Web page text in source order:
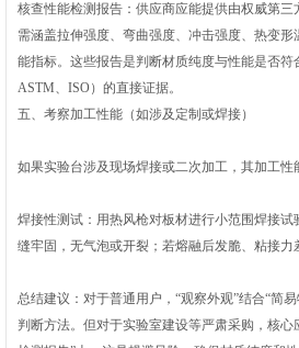
核查性能检测报告‌：供应商应能提供由权威第
需涵盖‌拉伸强度、弯曲强度、冲击强度、热变
能指标。这些报告是判断材质纯度与性能是否符
ASTM、ISO）的直接证据。
五、考察加工性能（如涉及定制或焊接）
如果实验台涉及现场焊接或二次加工，其加工性
焊接性测试‌：用热风枪对板材进行小范围焊接试
缝牢固，无气泡或开裂‌；若熔融后发脆、粘接力
总结建议‌：对于普通用户，‌“观察外观”结合“简
判断方法。但对于实验室建设等严肃采购，‌核